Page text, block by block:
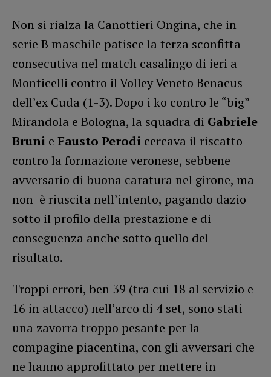
Non si rialza la Canottieri Ongina, che in
serie B maschile patisce la terza sconfitta
consecutiva nel match casalingo di ieri a
Monticelli contro il Volley Veneto Benacus
dell’ex Cuda (1-3). Dopo i ko contro le “big”
Mirandola e Bologna, la squadra di Gabriele
Bruni e Fausto Perodi cercava il riscatto
contro la formazione veronese, sebbene
avversario di buona caratura nel girone, ma
non è riuscita nell’intento, pagando dazio
sotto il profilo della prestazione e di
conseguenza anche sotto quello del
risultato.
Troppi errori, ben 39 (tra cui 18 al servizio e
16 in attacco) nell’arco di 4 set, sono stati
una zavorra troppo pesante per la
compagine piacentina, con gli avversari che
ne hanno approfittato per mettere in